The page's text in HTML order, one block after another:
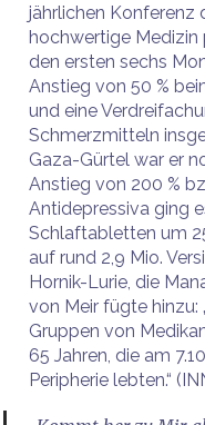
jährlichen Konferenz
hochwertige Medizin
den ersten sechs
Anstieg von 50 %
und eine
Schmerzmitteln
Gaza-Gürtel war er
Anstieg von 200 %
Antidepressiva ging
Schlaftabletten um
auf rund 2,9 Mio.
Hornik-Lurie, die
von Meir fügte hinzu:
Gruppen von
65 Jahren, die am
Peripherie lebten.“